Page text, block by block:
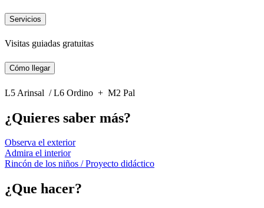
Servicios
Visitas guiadas gratuitas
Cómo llegar
L5 Arinsal / L6 Ordino + M2 Pal
¿Quieres saber más?
Observa el exterior
Admira el interior
Rincón de los niños / Proyecto didáctico
¿Que hacer?